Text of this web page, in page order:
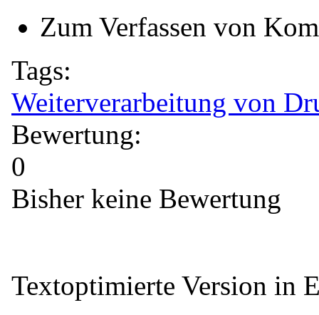
Zum Verfassen von
Tags:
Weiterverarbeitung von
Bewertung:
0
Bisher keine Bewertung
Textoptimierte Version in